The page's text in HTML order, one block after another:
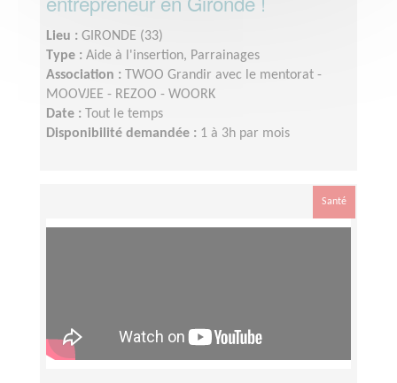
Lieu : GIRONDE (33)
Type : Aide à l'insertion, Parrainages
Association :
TWOO Grandir avec le mentorat -
MOOVJEE - REZOO - WOORK
Date :
Tout le temps
Disponibilité demandée : 1 à 3h par mois
Santé